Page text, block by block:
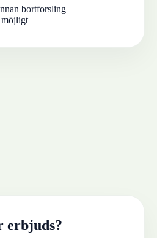
bortforsling
erbjuds?